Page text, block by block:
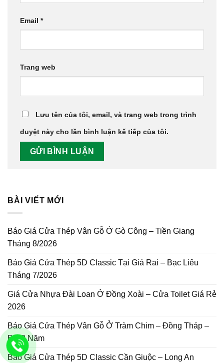
Email *
Trang web
Lưu tên của tôi, email, và trang web trong trình
duyệt này cho lần bình luận kế tiếp của tôi.
BÀI VIẾT MỚI
Báo Giá Cửa Thép Vân Gỗ Ở Gò Công – Tiền Giang
Tháng 8/2026
Báo Giá Cửa Thép 5D Classic Tại Giá Rai – Bạc Liêu
Tháng 7/2026
Giá Cửa Nhựa Đài Loan Ở Đồng Xoài – Cửa Toilet Giá Rẻ
2026
Báo Giá Cửa Thép Vân Gỗ Ở Tràm Chim – Đồng Tháp –
BH 3 Năm
Báo Giá Cửa Thép 5D Classic Cần Giuộc – Long An